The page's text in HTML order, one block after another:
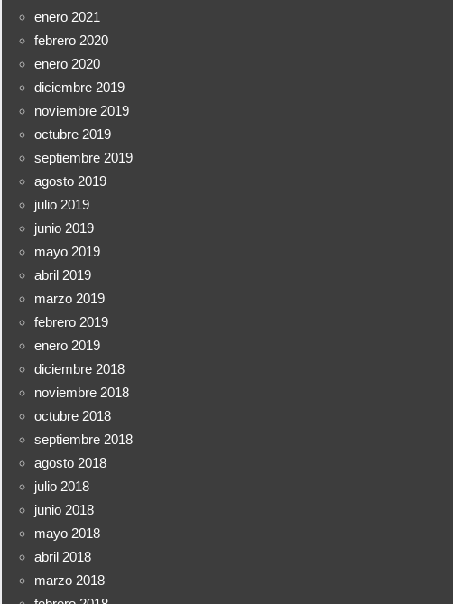
enero 2021
febrero 2020
enero 2020
diciembre 2019
noviembre 2019
octubre 2019
septiembre 2019
agosto 2019
julio 2019
junio 2019
mayo 2019
abril 2019
marzo 2019
febrero 2019
enero 2019
diciembre 2018
noviembre 2018
octubre 2018
septiembre 2018
agosto 2018
julio 2018
junio 2018
mayo 2018
abril 2018
marzo 2018